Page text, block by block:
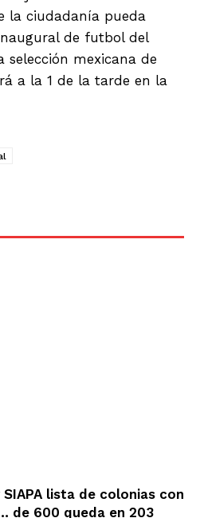
la ciudadanía pueda
de futbol del
selección mexicana de
a la 1 de la tarde en la
SIAPA lista de colonias con
de 600 queda en 203